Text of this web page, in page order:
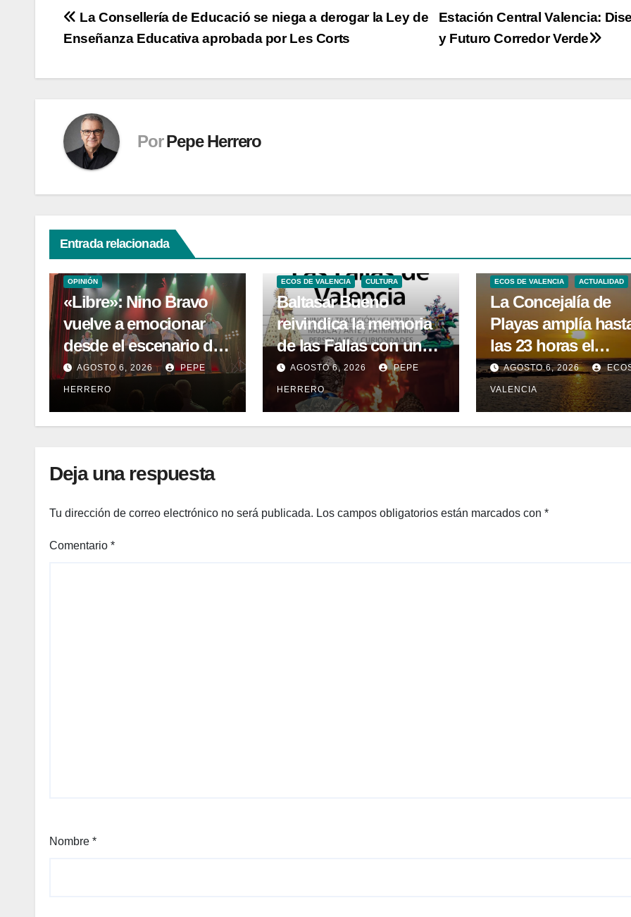
Navegación
de
entradas
Estación Central Valencia:
y Futuro Corredor Verde
La Consellería de Educació se niega a derogar la Ley de
Enseñanza Educativa aprobada por Les Corts
Por Pepe Herrero
Entrada relacionada
ECOS DE VALENCIA CULTURA
OPINIÓN
«Libre»: Nino Bravo
vuelve a emocionar
desde el escenario del
Teatro Amaya
AGOSTO 6, 2026 PEPE
HERRERO
ECOS DE VALENCIA CULTURA
Baltasar Bueno
reivindica la memoria
de las Fallas con un
libro que descubre su
historia menos
conocida
AGOSTO 6, 2026 PEPE
HERRERO
ECOS DE VALENCIA ACTUALIDAD
La Concejalía de
Playas amplía
las 23 horas el
dispositivo de
salvamento y
socorrismo por el
AGOSTO 6, 2026
VALENCIA
Deja una respuesta
Tu dirección de correo electrónico no será publicada. Los campos obligatorios están marcados con *
Comentario *
Nombre *